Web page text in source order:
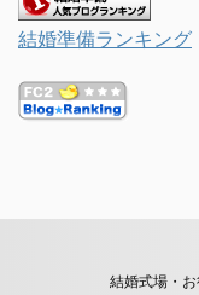
結婚準備ランキング
結婚式場・